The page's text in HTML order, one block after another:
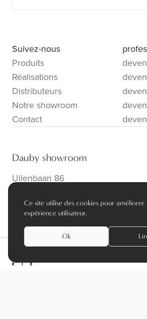
Suivez-nous
Produits
Réalisations
Distributeurs
Notre showroom
Contact
Dauby showroom
Uilenbaan 86
info@dauby.be|+32 3 354 16 86
Ce site utilise des cookies pour
expérience utilisateur.
Ok